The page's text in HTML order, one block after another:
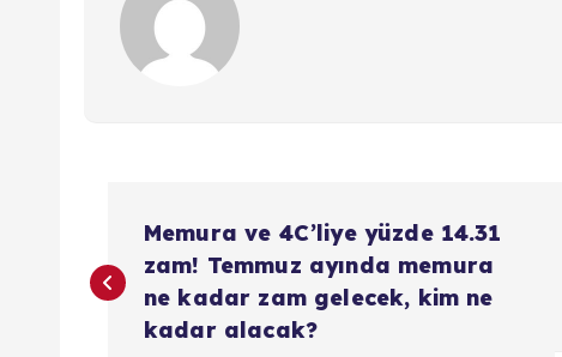
a
Memura ve 4C’liye yüzde 14.31
zam! Temmuz ayında memura
ne kadar zam gelecek, kim ne
kadar alacak?